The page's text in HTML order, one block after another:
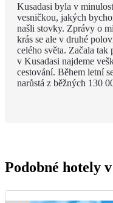
Kusadasi byla v
vesničkou, jakých
našli stovky. Zprávy o
krás se ale v druhé
celého světa. Začala
v Kusadasi najdeme
cestování. Během letní
narůstá z běžných 130
Podobné hotely